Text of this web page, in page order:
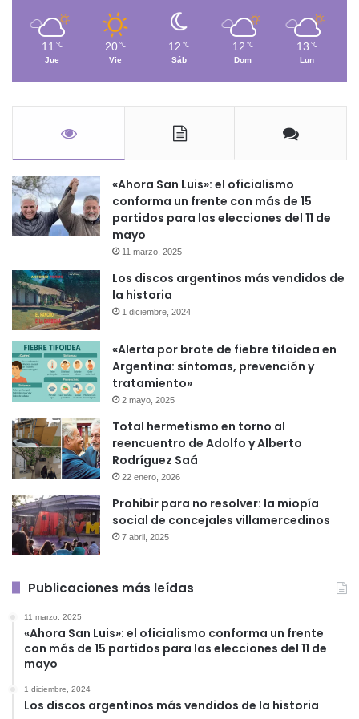
11 ℃
Jue
20 ℃
Vie
12 ℃
Sáb
12 ℃
Dom
13 ℃
Lun
«Ahora San Luis»: el oficialismo
conforma un frente con más de 15
partidos para las elecciones del 11 de
mayo
11 marzo, 2025
Los discos argentinos más vendidos de
la historia
1 diciembre, 2024
«Alerta por brote de fiebre tifoidea en
Argentina: síntomas, prevención y
tratamiento»
2 mayo, 2025
Total hermetismo en torno al
reencuentro de Adolfo y Alberto
Rodríguez Saá
22 enero, 2026
Prohibir para no resolver: la miopía
social de concejales villamercedinos
7 abril, 2025
Publicaciones más leídas
11 marzo, 2025
«Ahora San Luis»: el oficialismo conforma un frente
con más de 15 partidos para las elecciones del 11 de
mayo
1 diciembre, 2024
Los discos argentinos más vendidos de la historia